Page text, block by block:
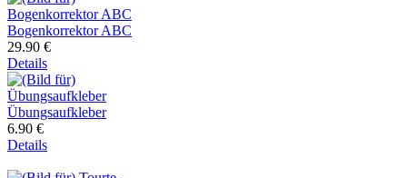
Bogenkorrektor ABC
29.90 €
Details
Übungsaufkleber
6.90 €
Details